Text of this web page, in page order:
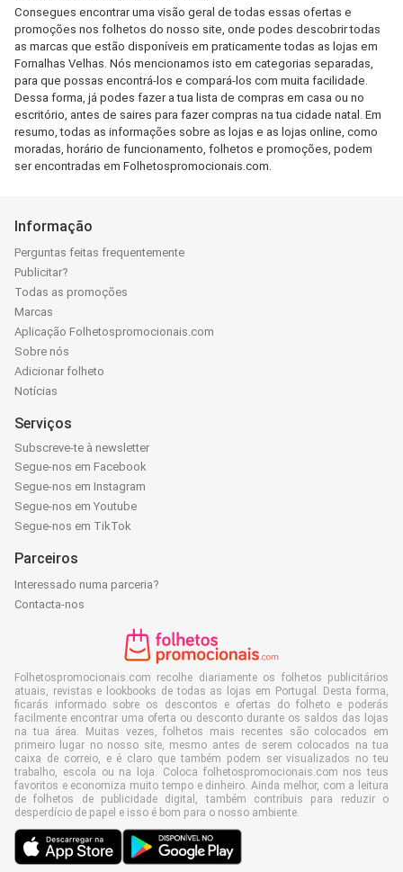
Consegues encontrar uma visão geral de todas essas ofertas e
promoções nos folhetos do nosso site, onde podes descobrir todas
as marcas que estão disponíveis em praticamente todas as lojas em
Fornalhas Velhas. Nós mencionamos isto em categorias separadas,
para que possas encontrá-los e compará-los com muita facilidade.
Dessa forma, já podes fazer a tua lista de compras em casa ou no
escritório, antes de saires para fazer compras na tua cidade natal. Em
resumo, todas as informações sobre as lojas e as lojas online, como
moradas, horário de funcionamento, folhetos e promoções, podem
ser encontradas em Folhetospromocionais.com.
Informação
Perguntas feitas frequentemente
Publicitar?
Todas as promoções
Marcas
Aplicação Folhetospromocionais.com
Sobre nós
Adicionar folheto
Notícias
Serviços
Subscreve-te à newsletter
Segue-nos em Facebook
Segue-nos em Instagram
Segue-nos em Youtube
Segue-nos em TikTok
Parceiros
Interessado numa parceria?
Contacta-nos
Folhetospromocionais.com recolhe diariamente os folhetos publicitários
atuais, revistas e lookbooks de todas as lojas em Portugal. Desta forma,
ficarás informado sobre os descontos e ofertas do folheto e poderás
facilmente encontrar uma oferta ou desconto durante os saldos das lojas
na tua área. Muitas vezes, folhetos mais recentes são colocados em
primeiro lugar no nosso site, mesmo antes de serem colocados na tua
caixa de correio, e é claro que também podem ser visualizados no teu
trabalho, escola ou na loja. Coloca folhetospromocionais.com nos teus
favoritos e economiza muito tempo e dinheiro. Ainda melhor, com a leitura
de folhetos de publicidade digital, também contribuis para reduzir o
desperdício de papel e isso é bom para o nosso ambiente.